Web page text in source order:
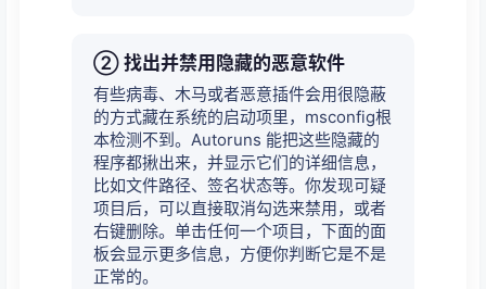
② 找出并禁用隐藏的恶意软件
有些病毒、木马或者恶意插件会用很隐蔽
的方式藏在系统的启动项里，msconfig根
本检测不到。Autoruns 能把这些隐藏的
程序都揪出来，并显示它们的详细信息，
比如文件路径、签名状态等。你发现可疑
项目后，可以直接取消勾选来禁用，或者
右键删除。单击任何一个项目，下面的面
板会显示更多信息，方便你判断它是不是
正常的。